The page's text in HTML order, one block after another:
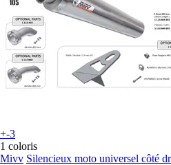
+-3
1 coloris
Mivv Silencieux moto universel côté